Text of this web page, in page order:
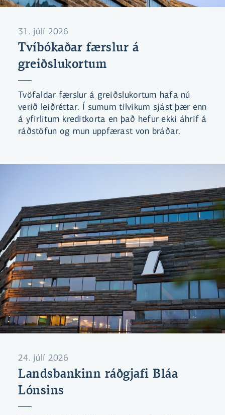
31. júlí 2026
Tvíbókaðar færslur á
greiðslukortum
Tvöfaldar færslur á greiðslukortum hafa nú
verið leiðréttar. Í sumum tilvikum sjást þær enn
á yfirlitum kreditkorta en það hefur ekki áhrif á
ráðstöfun og mun uppfærast von bráðar.
24. júlí 2026
Landsbankinn ráðgjafi Bláa
Lónsins